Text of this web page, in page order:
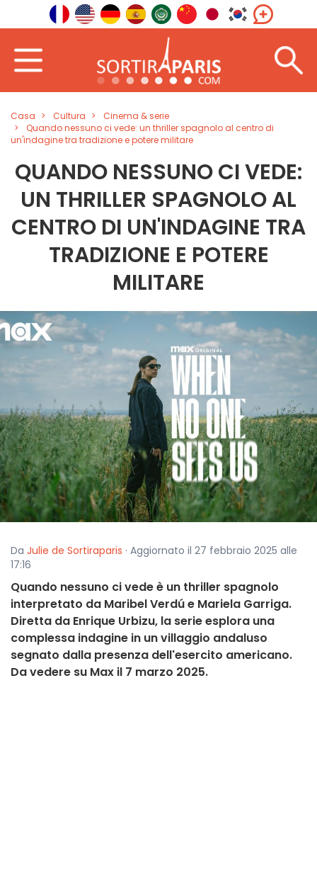
Casa Cultura
Cinema & serie
Quando nessuno ci vede: un thriller spagnolo al centro di
un'indagine tra tradizione e potere militare
QUANDO NESSUNO CI VEDE:
UN THRILLER SPAGNOLO AL
CENTRO DI UN'INDAGINE TRA
TRADIZIONE E POTERE
MILITARE
Da Julie de Sortiraparis · Aggiornato il 27 febbraio 2025 alle
17:16
Quando nessuno ci vede è un thriller spagnolo
interpretato da Maribel Verdú e Mariela Garriga.
Diretta da Enrique Urbizu, la serie esplora una
complessa indagine in un villaggio andaluso
segnato dalla presenza dell'esercito americano.
Da vedere su Max il 7 marzo 2025.